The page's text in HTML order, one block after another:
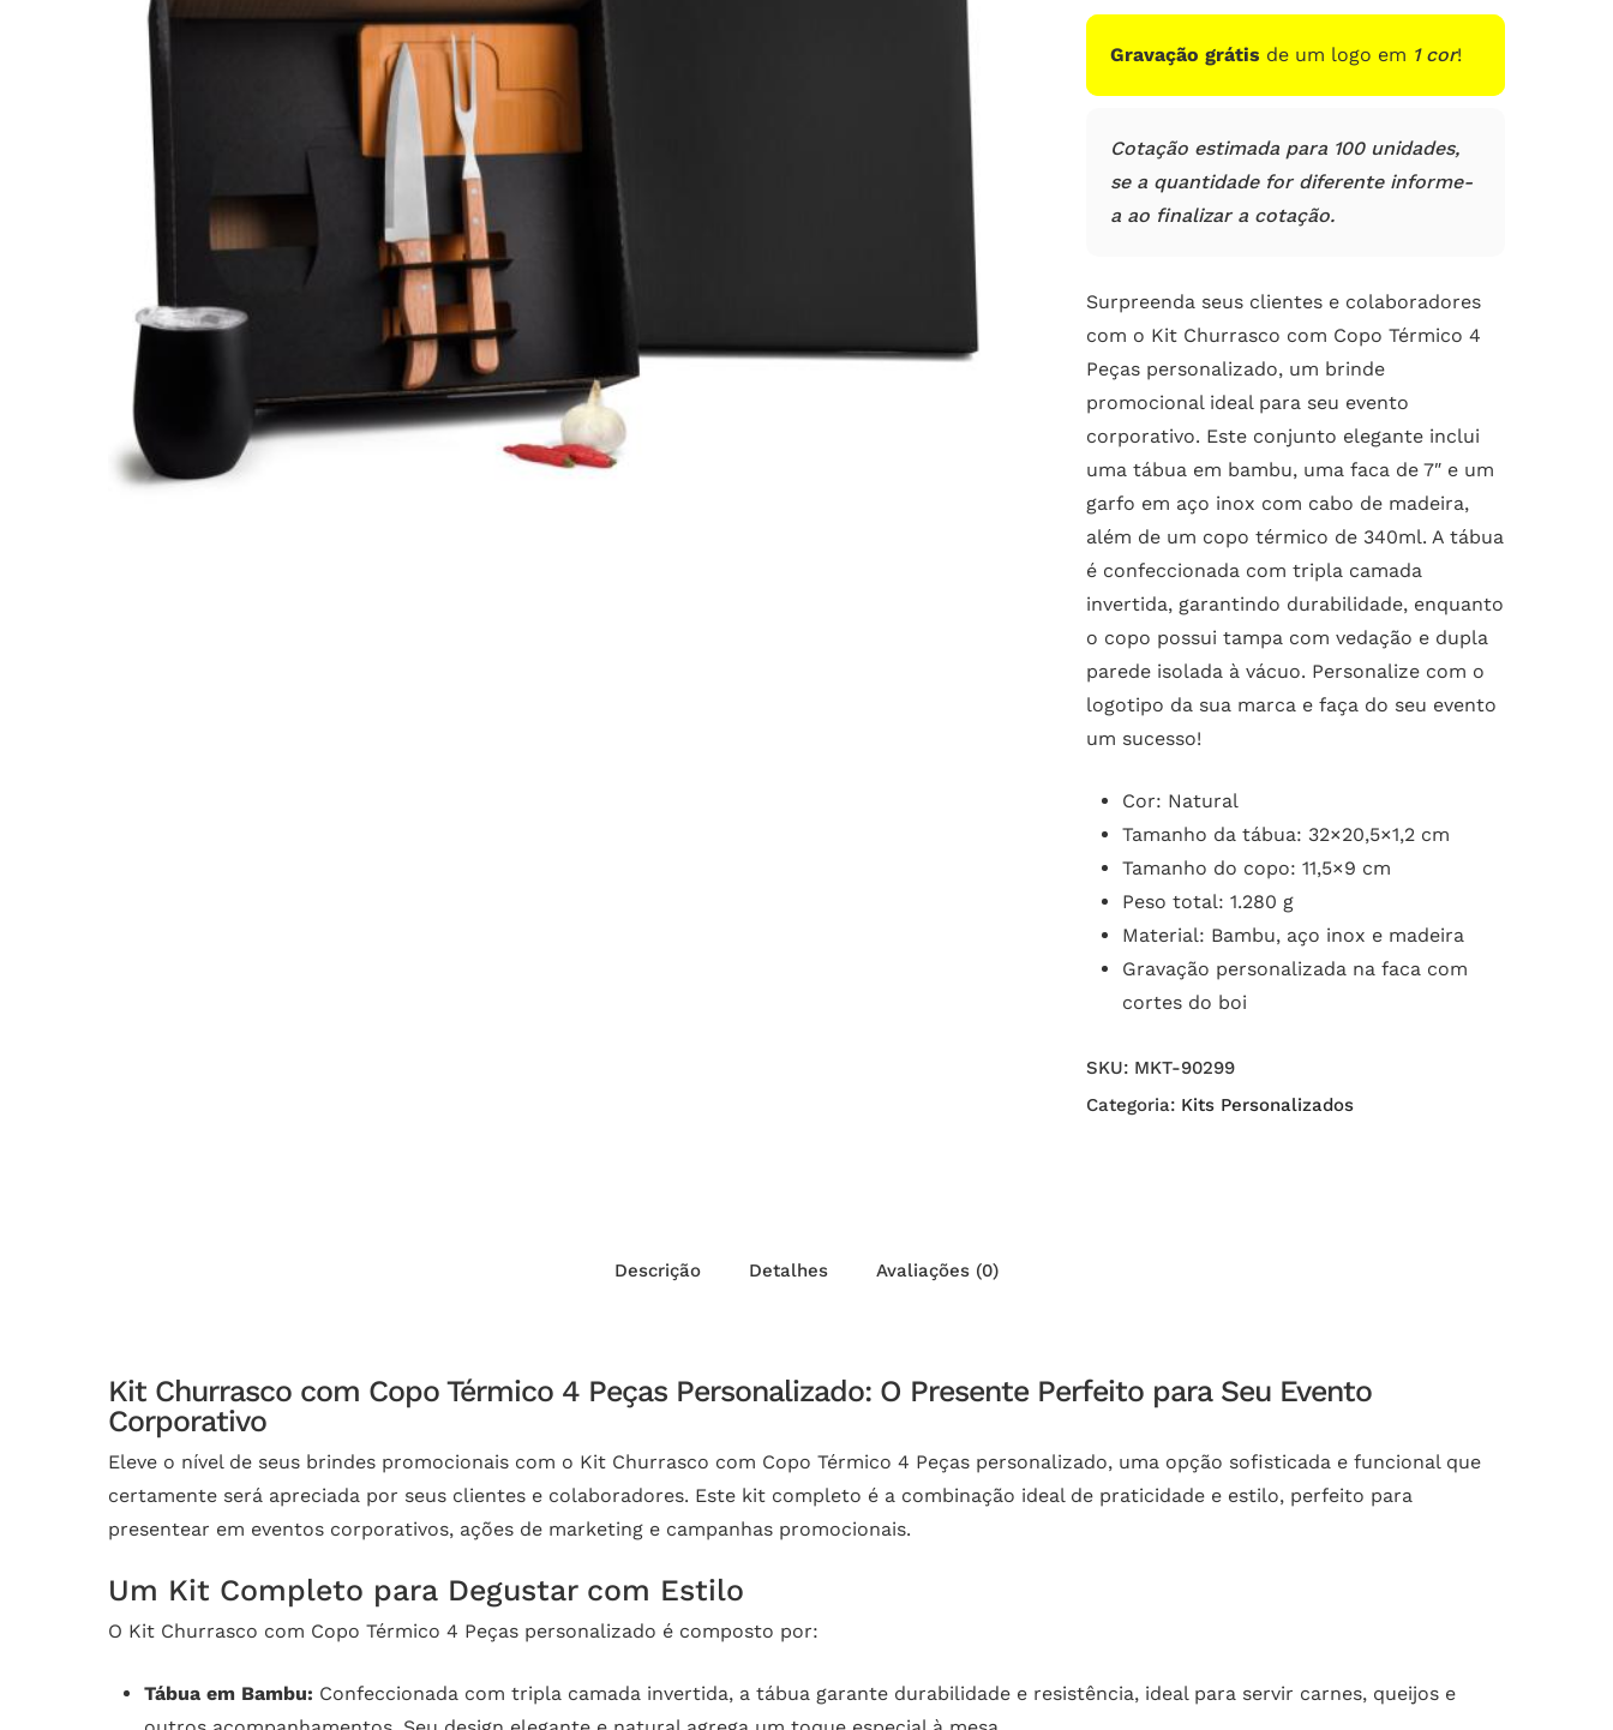
Gravação grátis de um logo em 1 cor!
Cotação estimada para 100 unidades,
se a quantidade for diferente informe-
a ao finalizar a cotação.
Surpreenda seus clientes e colaboradores
com o Kit Churrasco com Copo Térmico 4
Peças personalizado, um brinde
promocional ideal para seu evento
corporativo. Este conjunto elegante inclui
uma tábua em bambu, uma faca de 7″ e um
garfo em aço inox com cabo de madeira,
além de um copo térmico de 340ml. A tábua
é confeccionada com tripla camada
invertida, garantindo durabilidade, enquanto
o copo possui tampa com vedação e dupla
parede isolada à vácuo. Personalize com o
logotipo da sua marca e faça do seu evento
um sucesso!
Cor: Natural
Tamanho da tábua: 32×20,5×1,2 cm
Tamanho do copo: 11,5×9 cm
Peso total: 1.280 g
Material: Bambu, aço inox e madeira
Gravação personalizada na faca com
cortes do boi
SKU: MKT-90299
Categoria: Kits Personalizados
Descrição Detalhes Avaliações (0)
Kit Churrasco com Copo Térmico 4 Peças Personalizado: O Presente Perfeito para Seu Evento
Corporativo
Eleve o nível de seus brindes promocionais com o Kit Churrasco com Copo Térmico 4 Peças personalizado, uma opção sofisticada e funcional que
certamente será apreciada por seus clientes e colaboradores. Este kit completo é a combinação ideal de praticidade e estilo, perfeito para
presentear em eventos corporativos, ações de marketing e campanhas promocionais.
Um Kit Completo para Degustar com Estilo
O Kit Churrasco com Copo Térmico 4 Peças personalizado é composto por:
Tábua em Bambu: Confeccionada com tripla camada invertida, a tábua garante durabilidade e resistência, ideal para servir carnes, queijos e